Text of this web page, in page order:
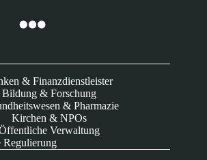
& Finanzdienstleister
Bildung & Forschung
& Pharmazie
Kirchen & NPOs
Verwaltung